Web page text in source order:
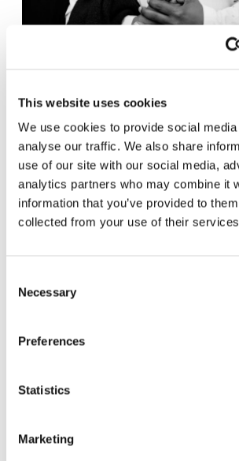
This website uses cookies
We use cookies to provide social
analyse our traffic. We also share
use of our site with our social media,
analytics partners who may combine it
information that you’ve provided to
collected from your use of their
Selection
Necessary
Preferences
Statistics
Marketing
Theaster Gates and The Black Monks, Foto:
Theaster Gates ist auch ein großer
selbst in einer Band. In der Ausstellung
Sammlung von Schallplatten zu
Medaillen gewann. Trotz dieser
Owens Zeit seines Lebens unter
Theaster Gates bewundert Jesse
über unterschiedliche
Familie ernähren zu können, arbeitete
An eine Diskothek erinnern in der